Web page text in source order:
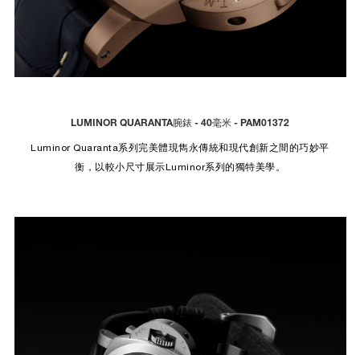
LUMINOR QUARANTA腕錶 - 40毫米 - PAM01372
Luminor Quaranta系列完美體現雋永傳統和現代創新之間的巧妙平
衡，以較小尺寸展示Luminor系列的獨特美學。